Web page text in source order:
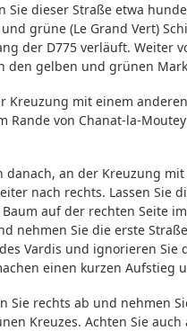
Sie dieser Straße etwa
grüne (Le Grand Vert)
der D775 verläuft. Weiter
den gelben und grünen
Kreuzung mit einem
Rande von Chanat-la-
danach, an der Kreuzung
nach rechts. Lassen Sie
auf der rechten Seite
nehmen Sie die erste
Vardis und ignorieren Sie
einen kurzen Aufstieg
Sie rechts ab und nehmen
Kreuzes. Achten Sie